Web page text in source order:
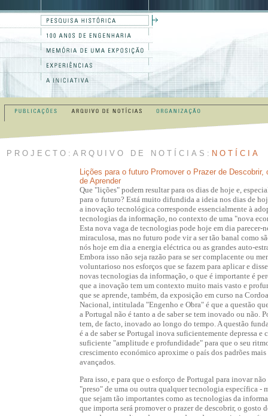
PROJECTO : ARQUIVO DE NOTÍCIAS : NOTÍCIA
Lições para o futuro Promover o Prazer de Descobrir,
de Aprender
Que "lições" podem resultar para os dias de hoje e,
para o futuro? Está muito difundida a ideia nos dias de
a inovação tecnológica corresponde essencialmente à
tecnologias da informação, no contexto de uma "nova
Esta nova vaga de tecnologias pode hoje em dia parecer-
miraculosa, mas no futuro pode vir a ser tão banal como
nós hoje em dia a energia eléctrica ou as grandes auto-
Embora isso não seja razão para se ser complacente ou
voluntarioso nos esforços que se fazem para aplicar e
novas tecnologias da informação, o que é importante é
que a inovação tem um contexto muito mais vasto e
que se aprende, também, da exposição em curso na
Nacional, intitulada "Engenho e Obra" é que a questão
a Portugal não é tanto a de saber se tem inovado ou não.
tem, de facto, inovado ao longo do tempo. A questão
é a de saber se Portugal inova suficientemente depressa e
suficiente "amplitude e profundidade" para que o seu
crescimento económico aproxime o país dos padrões mais
avançados.
Para isso, e para que o esforço de Portugal para inovar
"preso" de uma ou outra qualquer tecnologia específica -
que sejam tão importantes como as tecnologias da
que importa será promover o prazer de descobrir, o gosto